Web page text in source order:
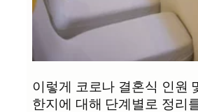
이렇게 코로나 결혼식 인원
한지에 대해 단계별로 정리